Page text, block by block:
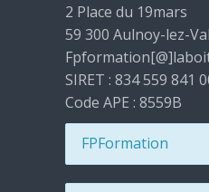
2 Place du 19mars
59 300 Aulnoy-lez-
SIRET : 834 559 841
Code APE : 8559B
FPFormation